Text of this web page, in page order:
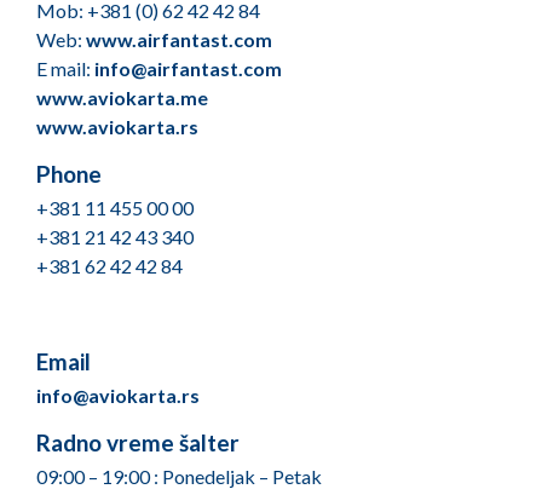
Mob: +381 (0) 62 42 42 84
Web: www.airfantast.com
E mail: info@airfantast.com
www.aviokarta.me
www.aviokarta.rs
Phone
+381 11 455 00 00
+381 21 42 43 340
+381 62 42 42 84
Email
info@aviokarta.rs
Radno vreme šalter
09:00 – 19:00 : Ponedeljak – Petak